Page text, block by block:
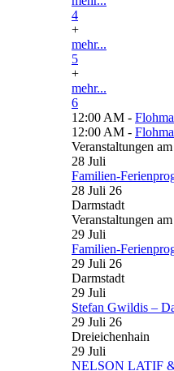
4
+
mehr...
5
+
mehr...
6
12:00 AM -
12:00 AM -
Veranstaltungen
28 Juli
Familien-
28 Juli 26
Darmstadt
Veranstaltungen
29 Juli
Familien-
29 Juli 26
Darmstadt
29 Juli
Stefan Gwildis –
29 Juli 26
Dreieichenhain
29 Juli
NELSON LATIF